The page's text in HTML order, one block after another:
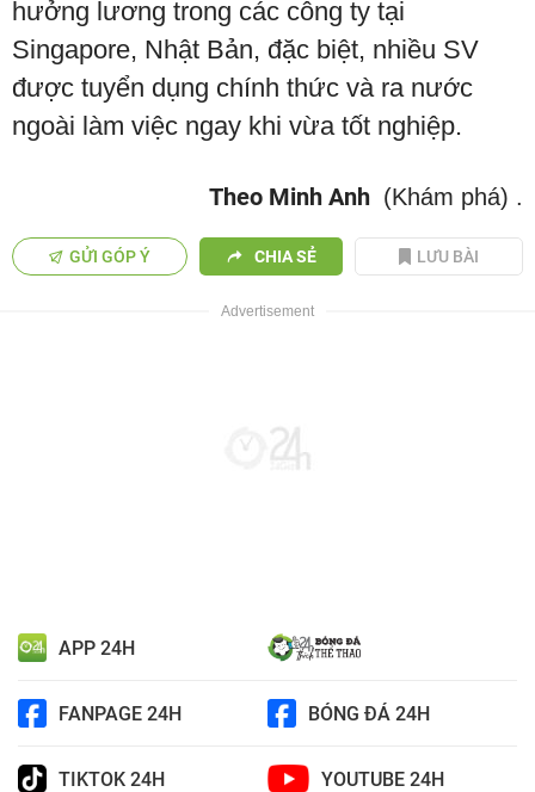
hưởng lương trong các công ty tại
Singapore, Nhật Bản, đặc biệt, nhiều SV
được tuyển dụng chính thức và ra nước
ngoài làm việc ngay khi vừa tốt nghiệp.
Theo Minh Anh (Khám phá) .
GỬI GÓP Ý CHIA SẺ LƯU BÀI
APP 24H
FANPAGE 24H BÓNG ĐÁ 24H
TIKTOK 24H YOUTUBE 24H